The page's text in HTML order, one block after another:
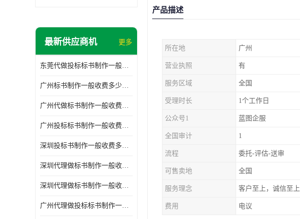
最新供应商机 更多
东莞代做投标标书制作一般收费多少钱 服务好
广州标书制作一般收费多少钱 周期快
广州代做标书制作一般收费多少钱 经验丰富
广州投标标书制作一般收费多少钱 一对一服务
深圳投标书制作一般收费多少钱 代写各类工程
深圳代理做标书制作一般收费多少钱 满足客户需求
深圳代理做标书制作一般收费多少钱 诚信合作
广州代理做投标标书制作一般收费多少钱 满足客户需求
产品描述
所在地 广州
营业执照 有
服务区域 全国
受理时长 1个工作日
公众号1 蓝图企服
全国审计 1
流程 委托-评估-送审
可售卖地 全国
服务理念 客户至上，诚信至上
费用 电议